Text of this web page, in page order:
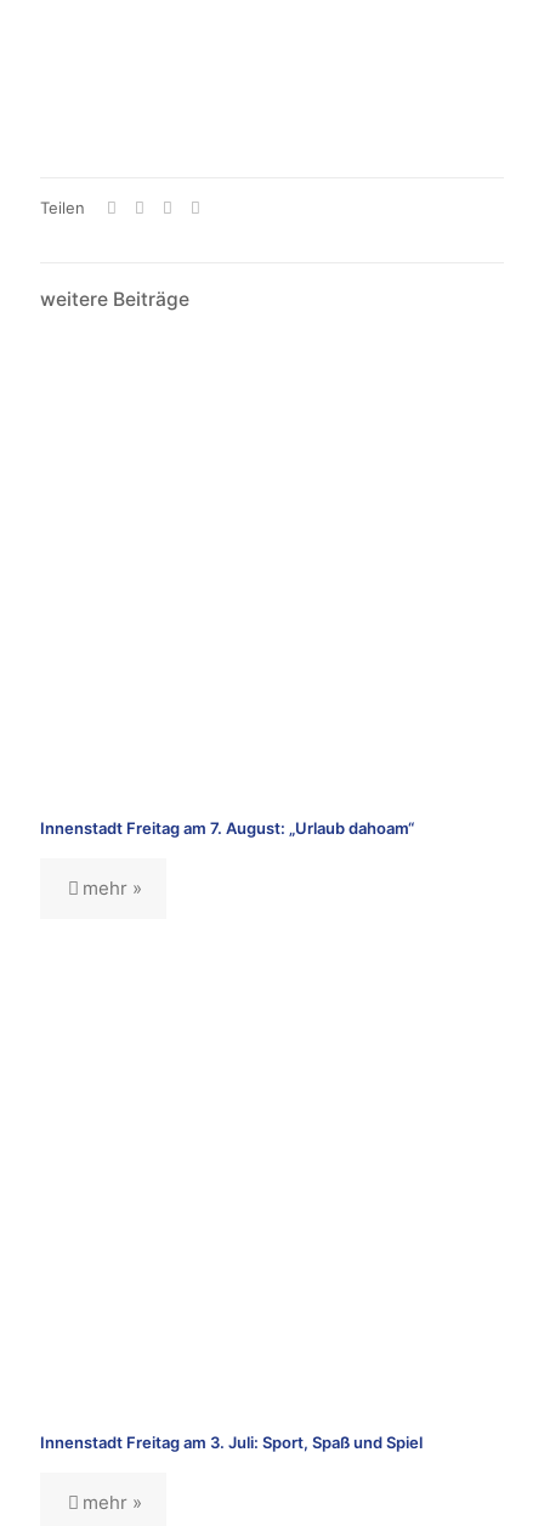
Teilen
weitere Beiträge
Innenstadt Freitag am 7. August: „Urlaub dahoam“
mehr »
Innenstadt Freitag am 3. Juli: Sport, Spaß und Spiel
mehr »